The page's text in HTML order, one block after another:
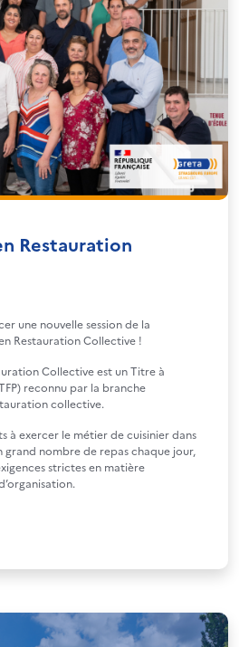
Restauration
une nouvelle session de la
Restauration Collective !
Collective est un Titre à
reconnu par la branche
collective.
à exercer le métier de cuisinier dans
grand nombre de repas chaque jour,
strictes en matière